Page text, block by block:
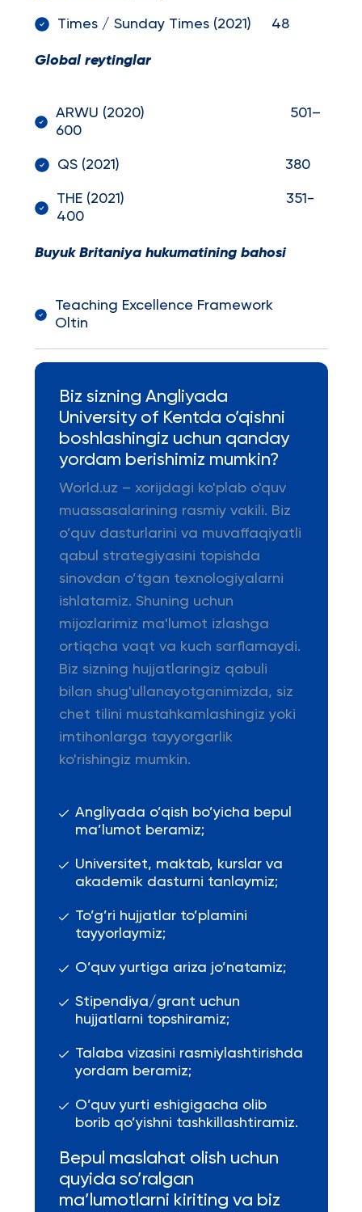
Times / Sunday Times (2021) 48
Global reytinglar
ARWU (2020) 501–
600
QS (2021) 380
THE (2021) 351-
400
Buyuk Britaniya hukumatining bahosi
Teaching Excellence Framework
Oltin
Biz sizning Angliyada
University of Kentda o’qishni
boshlashingiz uchun qanday
yordam berishimiz mumkin?
World.uz – xorijdagi ko'plab o'quv
muassasalarining rasmiy vakili. Biz
o’quv dasturlarini va muvaffaqiyatli
qabul strategiyasini topishda
sinovdan o’tgan texnologiyalarni
ishlatamiz. Shuning uchun
mijozlarimiz ma'lumot izlashga
ortiqcha vaqt va kuch sarflamaydi.
Biz sizning hujjatlaringiz qabuli
bilan shug'ullanayotganimizda, siz
chet tilini mustahkamlashingiz yoki
imtihonlarga tayyorgarlik
ko'rishingiz mumkin.
Angliyada o’qish bo’yicha bepul
ma’lumot beramiz;
Universitet, maktab, kurslar va
akademik dasturni tanlaymiz;
To’g’ri hujjatlar to’plamini
tayyorlaymiz;
O’quv yurtiga ariza jo’natamiz;
Stipendiya/grant uchun
hujjatlarni topshiramiz;
Talaba vizasini rasmiylashtirishda
yordam beramiz;
O’quv yurti eshigigacha olib
borib qo’yishni tashkillashtiramiz.
Bepul maslahat olish uchun
quyida so’ralgan
ma’lumotlarni kiriting va biz